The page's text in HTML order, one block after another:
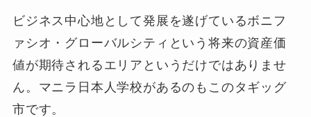
ビジネス中心地として発展を遂げているボニフ
ァシオ・グローバルシティという将来の資産価
値が期待されるエリアというだけではありませ
ん。マニラ日本人学校があるのもこのタギッグ
市です。